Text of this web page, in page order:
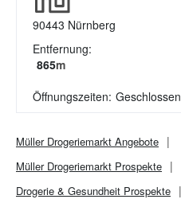
90443 Nürnberg
Entfernung:
865m
Öffnungszeiten: Geschlossen
Müller Drogeriemarkt Angebote
Müller Drogeriemarkt Prospekte
Drogerie & Gesundheit Prospekte